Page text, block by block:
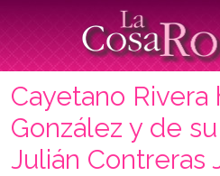
Cayetano Rivera
González y de
Julián Contreras